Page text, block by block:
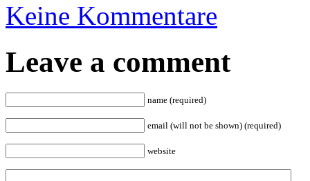
Keine Kommentare
Leave a comment
name (required)
email (will not be shown) (required)
website